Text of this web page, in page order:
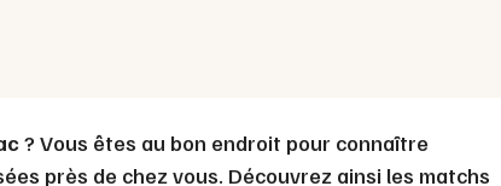
? Vous êtes au bon endroit pour connaître
près de chez vous. Découvrez ainsi les matchs